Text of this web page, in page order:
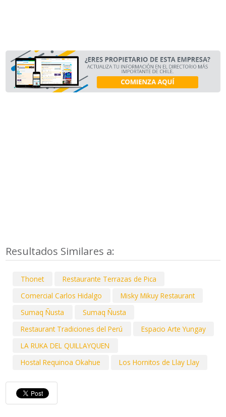
Resultados Similares a:
Thonet
Restaurante Terrazas de Pica
Comercial Carlos Hidalgo
Misky Mikuy Restaurant
Sumaq Ñusta
Sumaq Ñusta
Restaurant Tradiciones del Perú
Espacio Arte Yungay
LA RUKA DEL QUILLAYQUEN
Hostal Requinoa Okahue
Los Hornitos de Llay Llay